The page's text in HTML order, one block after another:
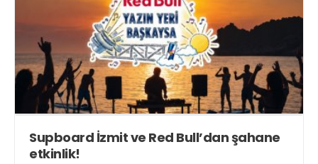
Supboard İzmit ve Red Bull’dan şahane
etkinlik!